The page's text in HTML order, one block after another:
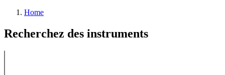
Home
Recherchez des instruments